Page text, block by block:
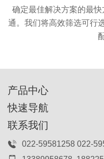
确定最佳解决方案的最
通。我们将高效筛选可行
产品中心
快速导航
联系我们
022-59581258 022-